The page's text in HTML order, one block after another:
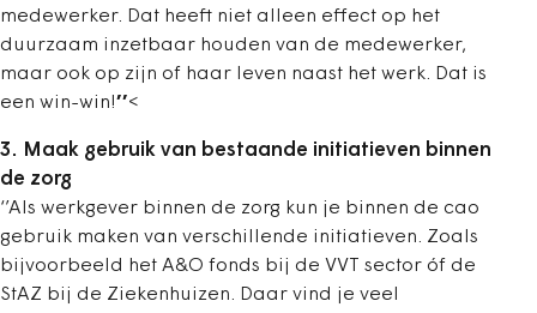
medewerker. Dat heeft niet alleen effect op het
duurzaam inzetbaar houden van de medewerker,
maar ook op zijn of haar leven naast het werk. Dat is
een win-win!’’<
3. Maak gebruik van bestaande initiatieven binnen
de zorg
‘’Als werkgever binnen de zorg kun je binnen de cao
gebruik maken van verschillende initiatieven. Zoals
bijvoorbeeld het A&O fonds bij de VVT sector óf de
StAZ bij de Ziekenhuizen. Daar vind je veel